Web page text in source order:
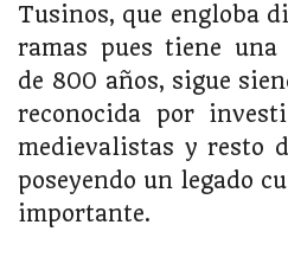
Tusinos, que engloba
ramas pues tiene una
de 800 años, sigue
reconocida por
medievalistas y resto
poseyendo un legado
importante.